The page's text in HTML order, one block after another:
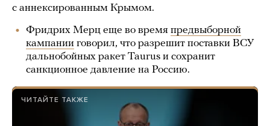
с аннексированным Крымом.
Фридрих Мерц еще во время предвыборной
кампании говорил, что разрешит поставки ВСУ
дальнобойных ракет Taurus и сохранит
санкционное давление на Россию.
ЧИТАЙТЕ ТАКЖЕ